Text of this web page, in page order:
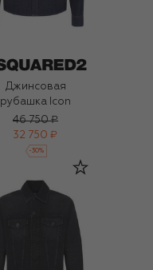
Джинсовая
рубашка Icon
46 750 ₽
32 750 ₽
-30%